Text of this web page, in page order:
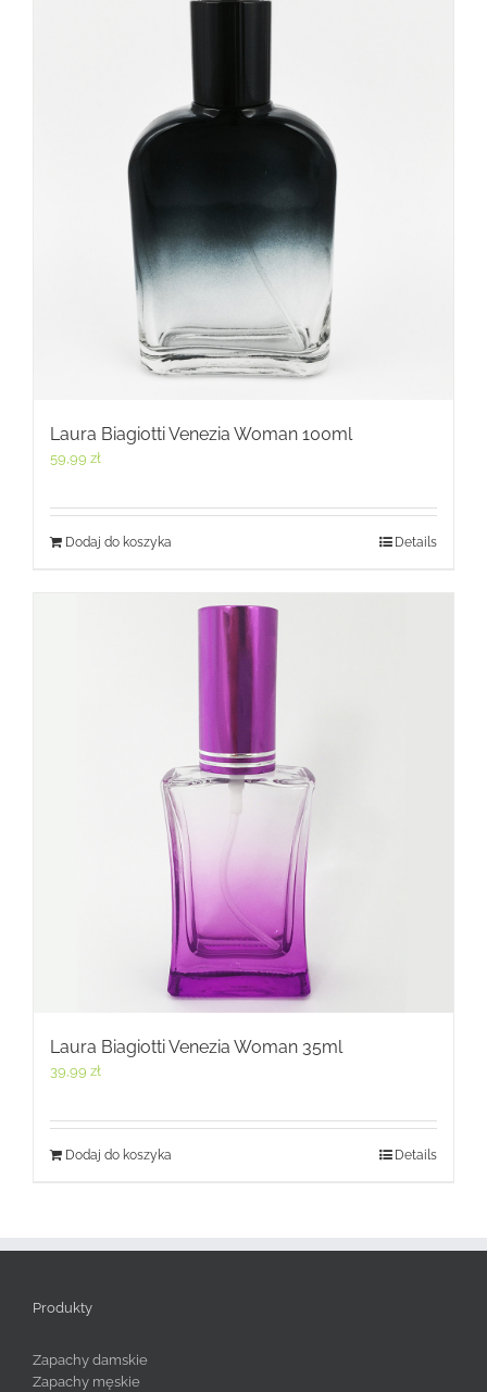
Laura Biagiotti Venezia Woman 100ml
59,99 zł
Dodaj do koszyka Details
Laura Biagiotti Venezia Woman 35ml
39,99 zł
Dodaj do koszyka Details
Produkty
Zapachy damskie
Zapachy męskie